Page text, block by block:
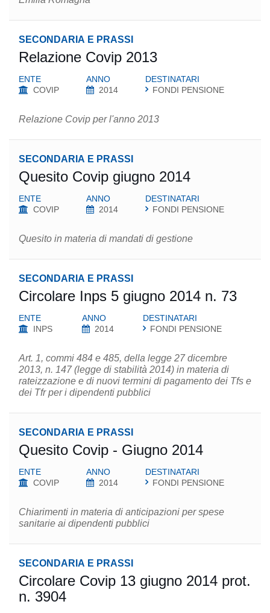
SECONDARIA E PRASSI
Relazione Covip 2013
ENTE
COVIP
ANNO
2014
DESTINATARI
FONDI PENSIONE
Relazione Covip per l'anno 2013
SECONDARIA E PRASSI
Quesito Covip giugno 2014
ENTE
COVIP
ANNO
2014
DESTINATARI
FONDI PENSIONE
Quesito in materia di mandati di gestione
SECONDARIA E PRASSI
Circolare Inps 5 giugno 2014 n. 73
ENTE
INPS
ANNO
2014
DESTINATARI
FONDI PENSIONE
Art. 1, commi 484 e 485, della legge 27 dicembre
2013, n. 147 (legge di stabilità 2014) in materia di
rateizzazione e di nuovi termini di pagamento dei Tfs e
dei Tfr per i dipendenti pubblici
SECONDARIA E PRASSI
Quesito Covip - Giugno 2014
ENTE
COVIP
ANNO
2014
DESTINATARI
FONDI PENSIONE
Chiarimenti in materia di anticipazioni per spese
sanitarie ai dipendenti pubblici
SECONDARIA E PRASSI
Circolare Covip 13 giugno 2014 prot.
n. 3904